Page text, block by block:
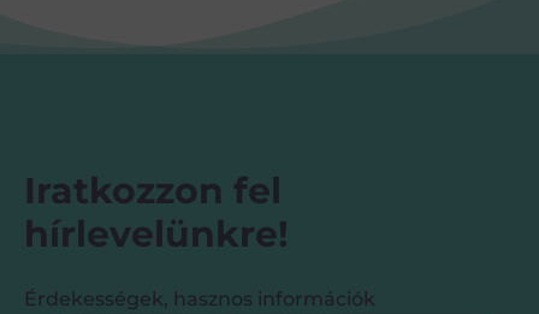
Iratkozzon fel
hírlevelünkre!
Érdekességek, hasznos információk